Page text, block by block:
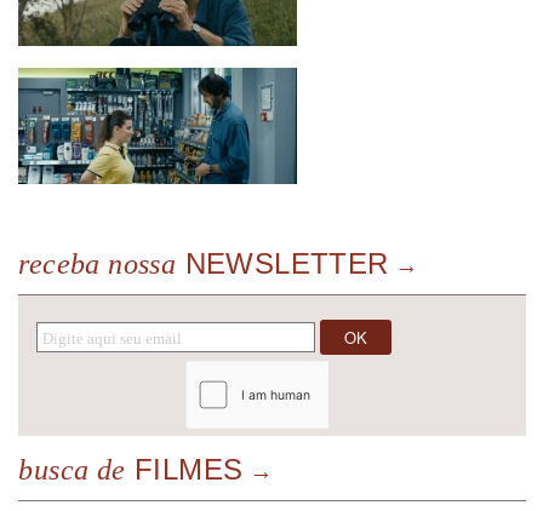
receba nossa NEWSLETTER
busca de FILMES